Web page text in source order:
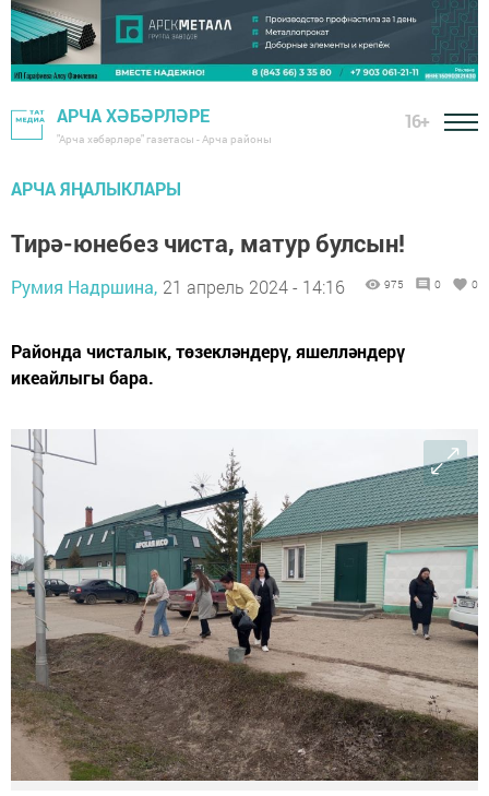
АРЧА ХӘБӘРЛӘРЕ
"Арча хәбәрләре" газетасы - Арча районы
16+
АРЧА ЯҢАЛЫКЛАРЫ
Тирә-юнебез чиста, матур булсын!
Румия Надршина, 21 апрель 2024 - 14:16 975 0 0
Районда чисталык, төзекләндерү, яшелләндерү
икеайлыгы бара.